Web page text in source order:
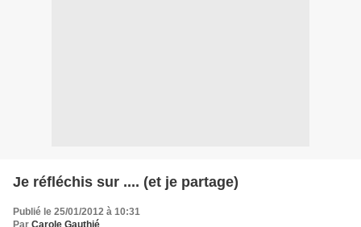
Je réfléchis sur .... (et je partage)
Publié le 25/01/2012 à 10:31
Par Carole Gauthié